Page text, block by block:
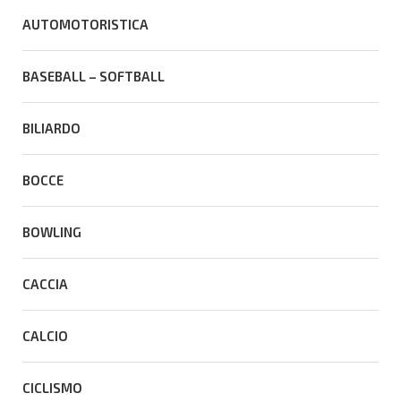
AUTOMOTORISTICA
BASEBALL – SOFTBALL
BILIARDO
BOCCE
BOWLING
CACCIA
CALCIO
CICLISMO